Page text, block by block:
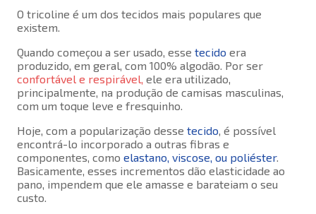
O tricoline é um dos tecidos mais populares que
existem.
Quando começou a ser usado, esse tecido era
produzido, em geral, com 100% algodão. Por ser
confortável e respirável, ele era utilizado,
principalmente, na produção de camisas masculinas,
com um toque leve e fresquinho.
Hoje, com a popularização desse tecido, é possível
encontrá-lo incorporado a outras fibras e
componentes, como elastano, viscose, ou poliéster.
Basicamente, esses incrementos dão elasticidade ao
pano, impendem que ele amasse e barateiam o seu
custo.